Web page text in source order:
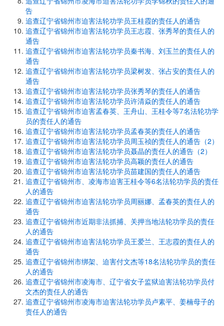
告
追查辽宁省锦州市迫害法轮功学员王桂霞的责任人的通告
追查辽宁省锦州市迫害法轮功学员王志霞、张秀琴的责任人的
通告
追查辽宁省锦州市迫害法轮功学员秦书海、刘玉兰的责任人的
通告
追查辽宁省锦州市迫害法轮功学员梁树发、张占安的责任人的
通告
追查辽宁省锦州市迫害法轮功学员张秀琴的责任人的通告
追查辽宁省锦州市迫害法轮功学员许清焱的责任人的通告
追查辽宁省锦州市迫害孟春英、王舟山、王桂令等7名法轮功学
员的责任人的通告
追查辽宁省锦州市迫害法轮功学员孟春英的责任人的通告
追查辽宁省锦州市迫害法轮功学员周玉祯的责任人的通告（2）
追查辽宁省锦州市迫害法轮功学员聂晶的责任人的通告（2）
追查辽宁省锦州市迫害法轮功学员高颖的责任人的通告
追查辽宁省锦州市迫害法轮功学员苗建国的责任人的通告
追查辽宁省锦州市、凌海市迫害王桂令等6名法轮功学员的责任
人的通告
追查辽宁省锦州市迫害法轮功学员周丽娜、孟春英的责任人的
通告
追查辽宁省锦州市近期非法抓捕、关押当地法轮功学员的责任
人的通告
追查辽宁省锦州市迫害法轮功学员王爱兰、王志霞的责任人的
通告
追查辽宁省锦州市绑架、迫害付文杰等18名法轮功学员的责任
人的通告
追查辽宁省锦州市凌海市、辽宁省女子监狱迫害法轮功学员付
文杰的责任人的通告
追查辽宁省锦州市凌海市迫害法轮功学员卢素平、姜楠母子的
责任人的通告